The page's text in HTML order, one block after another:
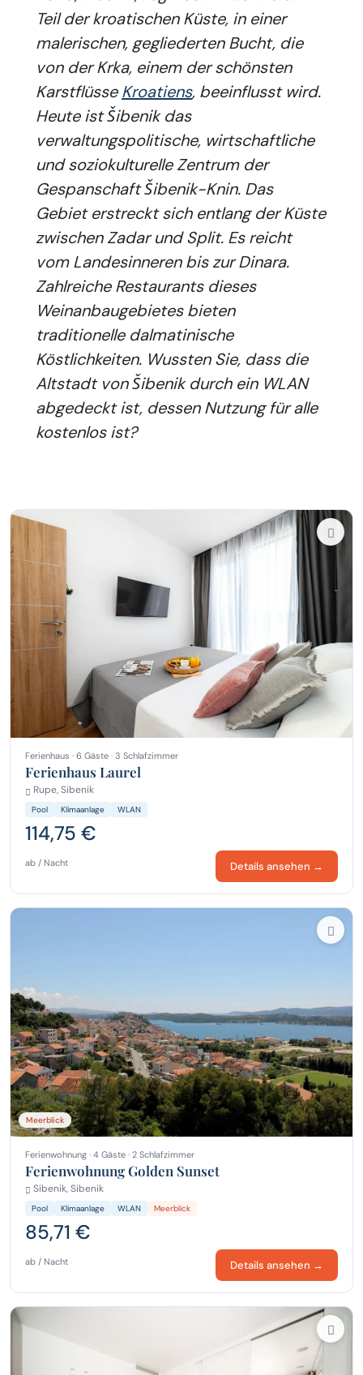
Teil der kroatischen Küste, in einer
malerischen, gegliederten Bucht, die
von der Krka, einem der schönsten
KarstflüsseKroatiens, beeinflusst wird.
Heute ist Šibenik das
verwaltungspolitische, wirtschaftliche
und soziokulturelle Zentrum der
Gespanschaft Šibenik-Knin. Das
Gebiet erstreckt sich entlang der Küste
zwischen Zadar und Split. Es reicht
vom Landesinneren bis zur Dinara.
Zahlreiche Restaurants dieses
Weinanbaugebietes bieten
traditionelle dalmatinische
Köstlichkeiten. Wussten Sie, dass die
Altstadt von Šibenik durch ein WLAN
abgedeckt ist, dessen Nutzung für alle
kostenlos ist?
Ferienhaus · 6 Gäste · 3 Schlafzimmer
Ferienhaus Laurel
Rupe, Sibenik
Pool Klimaanlage WLAN
114,75 €
ab / Nacht Details ansehen →
Meerblick
Ferienwohnung · 4 Gäste · 2 Schlafzimmer
Ferienwohnung Golden Sunset
Sibenik, Sibenik
Pool Klimaanlage WLAN Meerblick
85,71 €
ab / Nacht Details ansehen →